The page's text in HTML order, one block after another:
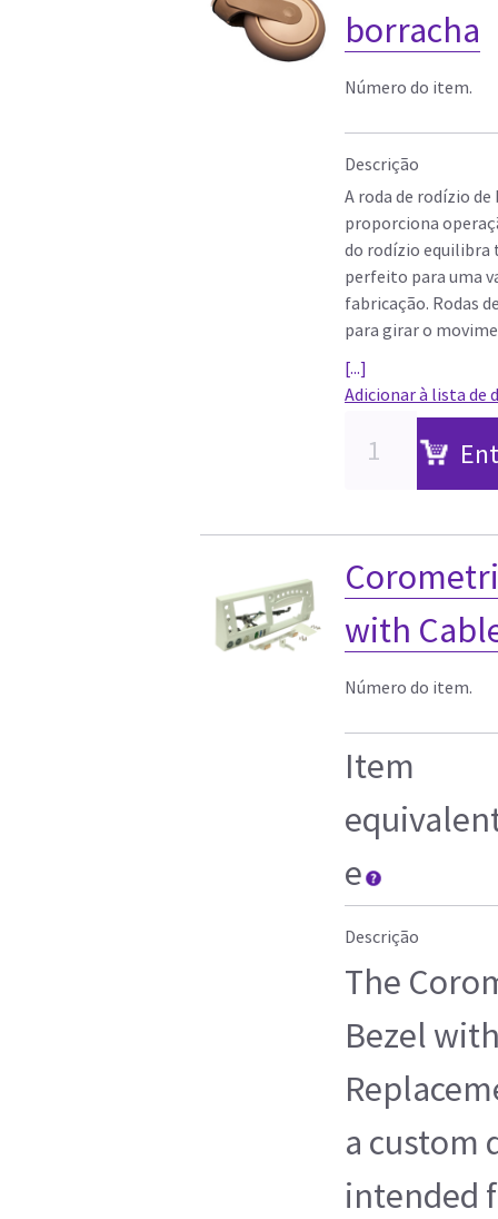
borracha
Número do item.
Descrição
A roda de rodízio
proporciona
do rodízio equilibra
perfeito para uma
fabricação. Rodas
para girar o
[...]
Adicionar à lista de
with
Número do item.
Item
e
Descrição
The
Bezel
a custom
intended